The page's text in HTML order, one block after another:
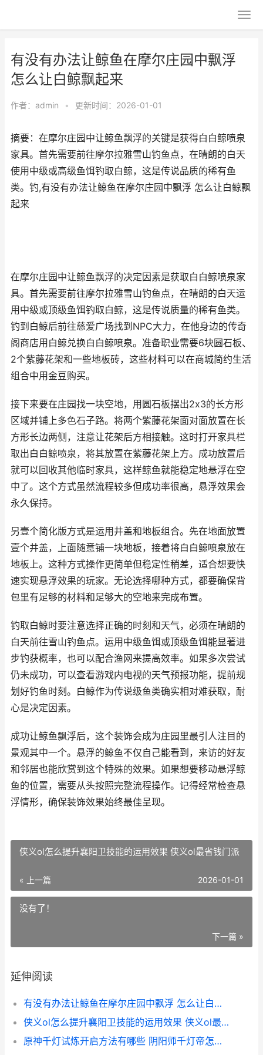
有没有办法让鲸鱼在摩尔庄园中飘浮
怎么让白鲸飘起来
作者： admin • 更新时间：2026-01-01
摘要：在摩尔庄园中让鲸鱼飘浮的关键是获得白白鲸喷泉
家具。首先需要前往摩尔拉雅雪山钓鱼点，在晴朗的白天
使用中级或高级鱼饵钓取白鲸，这是传说品质的稀有鱼
类。钓,有没有办法让鲸鱼在摩尔庄园中飘浮 怎么让白鲸飘
起来
在摩尔庄园中让鲸鱼飘浮的决定因素是获取白白鲸喷泉家
具。首先需要前往摩尔拉雅雪山钓鱼点，在晴朗的白天运
用中级或顶级鱼饵钓取白鲸，这是传说质量的稀有鱼类。
钓到白鲸后前往慈爱广场找到NPC大力，在他身边的传奇
阁商店用白鲸兑换白白鲸喷泉。准备职业需要6块圆石板、
2个紫藤花架和一些地板砖，这些材料可以在商城简约生活
组合中用金豆购买。
接下来要在庄园找一块空地，用圆石板摆出2x3的长方形
区域并铺上多色石子路。将两个紫藤花架面对面放置在长
方形长边两侧，注意让花架后方相接触。这时打开家具栏
取出白白鲸喷泉，将其放置在紫藤花架上方。成功放置后
就可以回收其他临时家具，这样鲸鱼就能稳定地悬浮在空
中了。这个方式虽然流程较多但成功率很高，悬浮效果会
永久保持。
另壹个简化版方式是运用井盖和地板组合。先在地面放置
壹个井盖，上面随意铺一块地板，接着将白白鲸喷泉放在
地板上。这种方式操作更简单但稳定性稍差，适合想要快
速实现悬浮效果的玩家。无论选择哪种方式，都要确保背
包里有足够的材料和足够大的空地来完成布置。
钓取白鲸时要注意选择正确的时刻和天气，必须在晴朗的
白天前往雪山钓鱼点。运用中级鱼饵或顶级鱼饵能显著进
步钓获概率，也可以配合渔网来提高效率。如果多次尝试
仍未成功，可以查看游戏内电视的天气预报功能，提前规
划好钓鱼时刻。白鲸作为传说级鱼类确实相对难获取，耐
心是决定因素。
成功让鲸鱼飘浮后，这个装饰会成为庄园里最引人注目的
景观其中一个。悬浮的鲸鱼不仅自己能看到，来访的好友
和邻居也能欣赏到这个特殊的效果。如果想要移动悬浮鲸
鱼的位置，需要从头按照完整流程操作。记得经常检查悬
浮情形，确保装饰效果始终最佳呈现。
侠义ol怎么提升襄阳卫技能的运用效果 侠义ol最省钱门派
« 上一篇 2026-01-01
没有了！
下一篇 »
延伸阅读
有没有办法让鲸鱼在摩尔庄园中飘浮 怎么让白鲸飘起来
侠义ol怎么提升襄阳卫技能的运用效果 侠义ol最省钱门派
原神千灯试炼开启方法有哪些 阴阳师千灯帝怎么打